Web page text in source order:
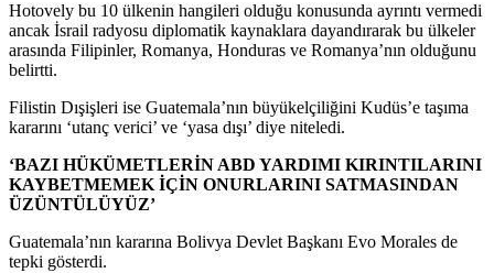
Hotovely bu 10 ülkenin hangileri olduğu konusunda ayrıntı vermedi
ancak İsrail radyosu diplomatik kaynaklara dayandırarak bu ülkeler
arasında Filipinler, Romanya, Honduras ve Romanya’nın olduğunu
belirtti.
Filistin Dışişleri ise Guatemala’nın büyükelçiliğini Kudüs’e taşıma
kararını ‘utanç verici’ ve ‘yasa dışı’ diye niteledi.
‘BAZI HÜKÜMETLERİN ABD YARDIMI KIRINTILARINI
KAYBETMEMEK İÇİN ONURLARINI SATMASINDAN
ÜZÜNTÜLÜYÜZ’
Guatemala’nın kararına Bolivya Devlet Başkanı Evo Morales de
tepki gösterdi.